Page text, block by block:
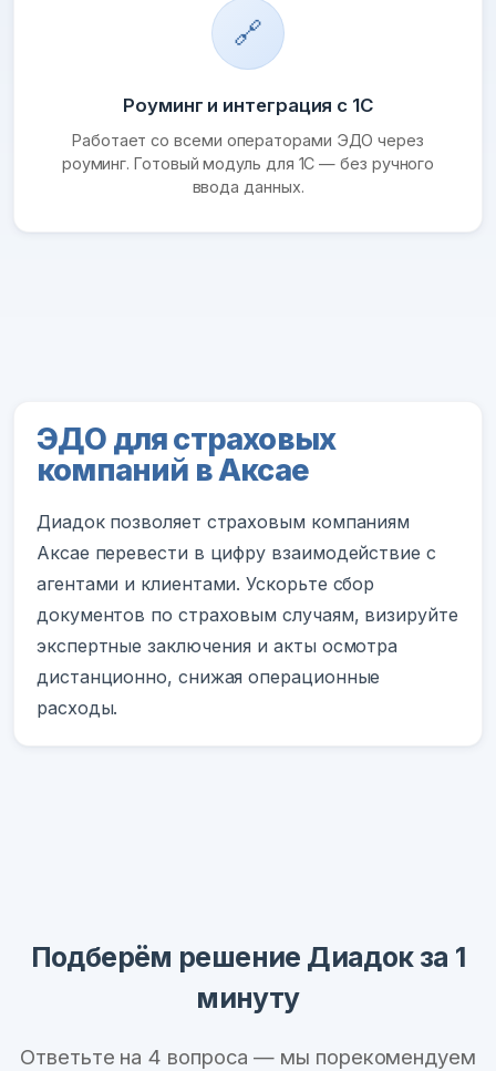
🔗
Роуминг и интеграция с 1С
Работает со всеми операторами ЭДО через
роуминг. Готовый модуль для 1С — без ручного
ввода данных.
ЭДО для страховых
компаний в Аксае
Диадок позволяет страховым компаниям
Аксае перевести в цифру взаимодействие с
агентами и клиентами. Ускорьте сбор
документов по страховым случаям, визируйте
экспертные заключения и акты осмотра
дистанционно, снижая операционные
расходы.
Подберём решение Диадок за 1
минуту
Ответьте на 4 вопроса — мы порекомендуем